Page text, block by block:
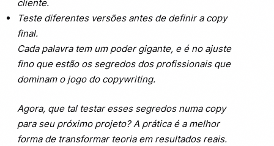
cliente.
Teste diferentes versões antes de definir a copy
final.
Cada palavra tem um poder gigante, e é no ajuste
fino que estão os segredos dos profissionais que
dominam o jogo do copywriting.
Agora, que tal testar esses segredos numa copy
para seu próximo projeto? A prática é a melhor
forma de transformar teoria em resultados reais.